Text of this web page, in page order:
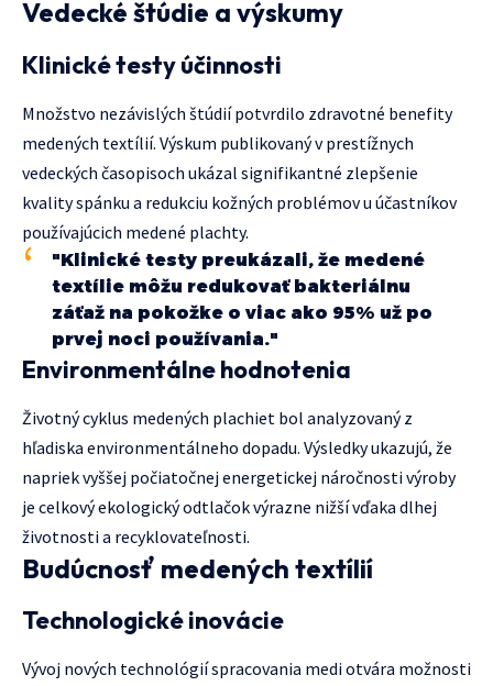
Vedecké štúdie a výskumy
Klinické testy účinnosti
Množstvo nezávislých štúdií potvrdilo zdravotné benefity
medených textílií. Výskum publikovaný v prestížnych
vedeckých časopisoch ukázal signifikantné zlepšenie
kvality spánku a redukciu kožných problémov u účastníkov
používajúcich medené plachty.
"Klinické testy preukázali, že medené
textílie môžu redukovať bakteriálnu
záťaž na pokožke o viac ako 95% už po
prvej noci používania."
Environmentálne hodnotenia
Životný cyklus medených plachiet bol analyzovaný z
hľadiska environmentálneho dopadu. Výsledky ukazujú, že
napriek vyššej počiatočnej energetickej náročnosti výroby
je celkový ekologický odtlačok výrazne nižší vďaka dlhej
životnosti a recyklovateľnosti.
Budúcnosť medených textílií
Technologické inovácie
Vývoj nových technológií spracovania medi otvára možnosti